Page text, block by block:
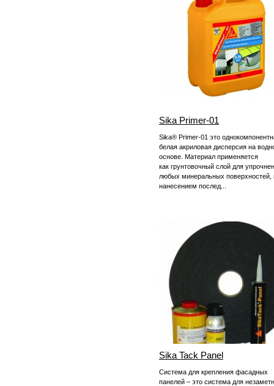
Sika Primer-01
Sika® Primer-01 это
белая акриловая дисперсия на
основе. Материал применяется
как грунтовочный слой для
любых минеральных поверхностей,
нанесением послед...
Sika Tack Panel
Система для крепления фасадных
панелей – это система для